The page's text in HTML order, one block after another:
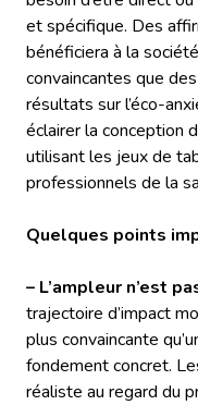
et spécifique. Des
bénéficiera à la
convaincantes que
résultats sur l’éco-
éclairer la conception
utilisant les jeux de
professionnels de la
Quelques points
– L’ampleur n’est
trajectoire d’impact
plus convaincante
fondement concret.
réaliste au regard du